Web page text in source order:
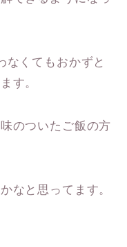
なくてもおかずと
す。
のついたご飯の方
なと思ってます。